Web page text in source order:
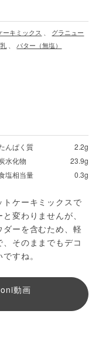
ーキミックス 、 グラニュー
、バター（無塩）
んぱく質
2.2g
水化物
23.9g
塩相当量 0.3g
トケーキミックスで
変わりませんが、
ーを含むため、軽
そのままでもデコ
すね。
動画